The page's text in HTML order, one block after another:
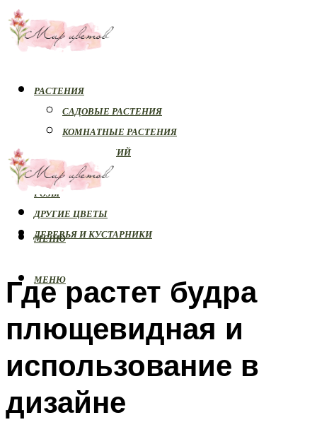
РАСТЕНИЯ
САДОВЫЕ РАСТЕНИЯ
КОМНАТНЫЕ РАСТЕНИЯ
БОЛЕЗНИ РАСТЕНИЙ
ОРХИДЕИ
РОЗЫ
ДРУГИЕ ЦВЕТЫ
ДЕРЕВЬЯ И КУСТАРНИКИ
МЕНЮ
МЕНЮ
Где растет будра
плющевидная и
использование в
дизайне